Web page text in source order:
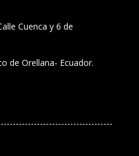
Cuenca y 6 de
de Orellana- Ecuador.